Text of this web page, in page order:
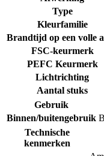
Type
Kleurfamilie
Brandtijd op een volle
FSC-keurmerk
PEFC Keurmerk
Lichtrichting
Aantal stuks
Gebruik
Binnen/buitengebruik
Technische
kenmerken